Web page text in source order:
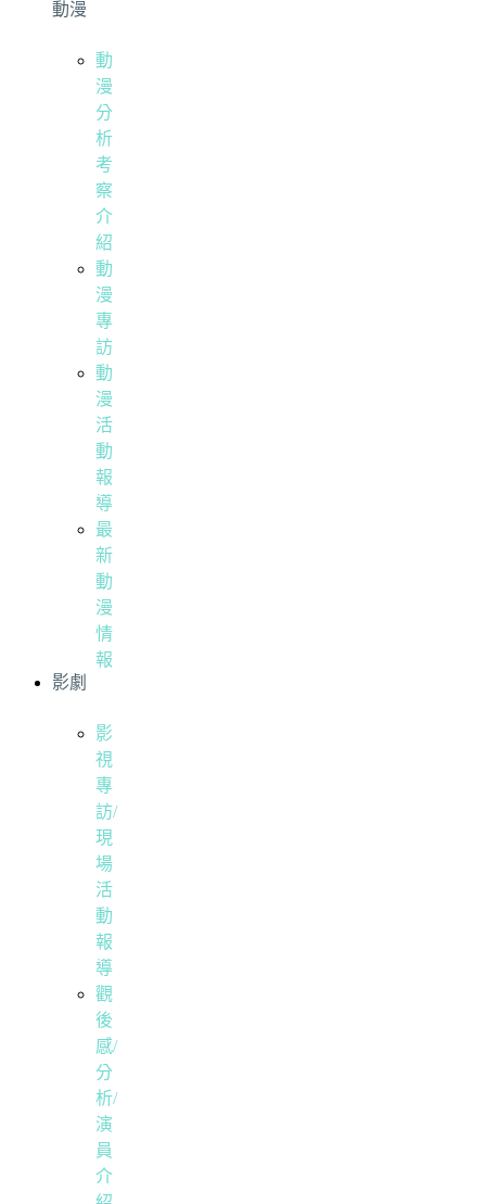
動漫
動
漫
分
析
考
察
介
紹
動
漫
專
訪
動
漫
活
動
報
導
最
新
動
漫
情
報
影劇
影
視
專
訪/
現
場
活
動
報
導
觀
後
感/
分
析/
演
員
介